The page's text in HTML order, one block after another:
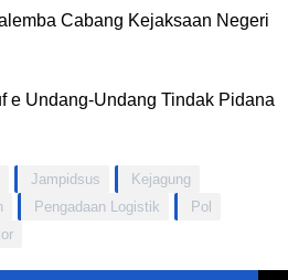
Cabang Kejaksaan Negeri
e Undang-Undang Tindak Pidana
Jampidsus
Kejagung
Pengadaan Logistik
Pol